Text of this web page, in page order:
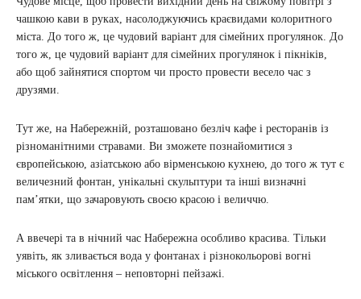
чашкою кави в руках, насолоджуючись краєвидами колоритного
міста. До того ж, це чудовий варіант для сімейних прогулянок. До
того ж, це чудовий варіант для сімейних прогулянок і пікніків,
або щоб зайнятися спортом чи просто провести весело час з
друзями.
Тут же, на Набережній, розташовано безліч кафе і ресторанів із
різноманітними стравами. Ви зможете познайомитися з
європейською, азіатською або вірменською кухнею, до того ж тут є
величезний фонтан, унікальні скульптури та інші визначні
пам’ятки, що зачаровують своєю красою і величчю.
А ввечері та в нічний час Набережна особливо красива. Тільки
уявіть, як зливається вода у фонтанах і різнокольорові вогні
міського освітлення – неповторні пейзажі.